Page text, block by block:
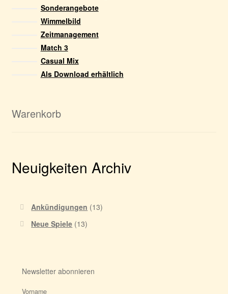
Sonderangebote
Wimmelbild
Zeitmanagement
Match 3
Casual Mix
Als Download erhältlich
Warenkorb
Neuigkeiten Archiv
Ankündigungen (13)
Neue Spiele (13)
Newsletter abonnieren
Vorname